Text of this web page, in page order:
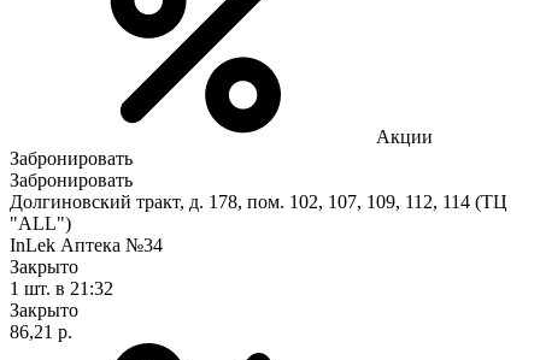
Акции
Забронировать
Забронировать
Долгиновский тракт, д. 178, пом. 102, 107, 109, 112, 114 (ТЦ
"ALL")
InLek Аптека №34
Закрыто
1 шт. в 21:32
Закрыто
86,21 р.